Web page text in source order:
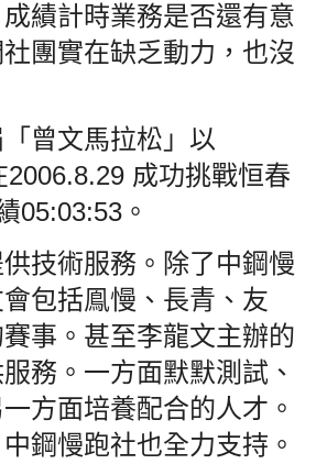
績計時業務是否還有意
團實在缺乏動力，也沒
曾文馬拉松」以
2006.8.29 成功挑戰恒春
05:03:53 。
技術服務。除了中鋼慢
包括鳯慢、長青、友
事。甚至李龍文主辦的
務。一方面默默測試、
方面培養配合的人才。
鋼慢跑社也全力支持。